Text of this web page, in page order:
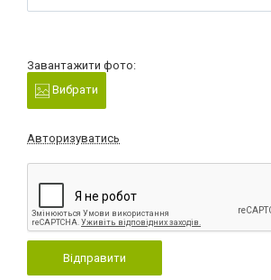
Завантажити фото:
Вибрати
Авторизуватись
Відправити